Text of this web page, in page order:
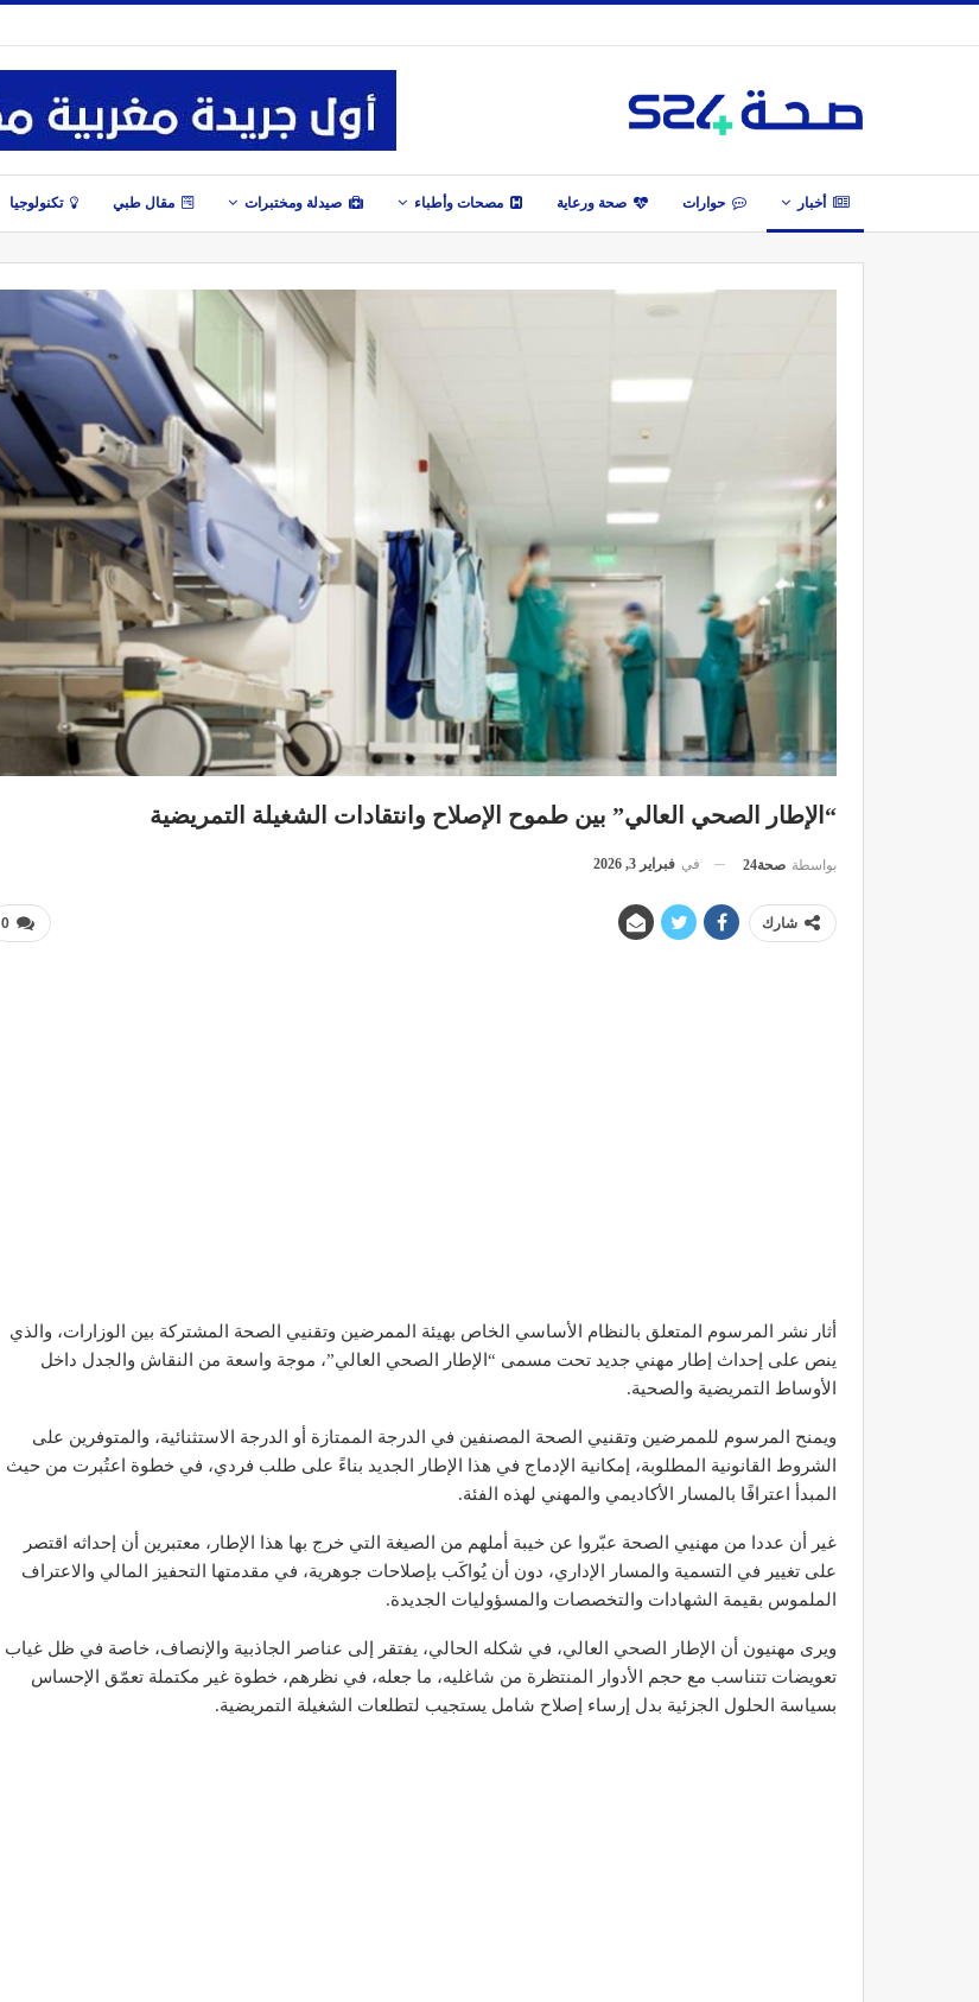
أخبار حوارات صحة ورعاية مصحات وأطباء صيدلة ومختبرات مقال طبي تكنولوجيا
“الإطار الصحي العالي” بين طموح الإصلاح وانتقادات الشغيلة التمريضية
بواسطة صحة24 في فبراير 3, 2026
0 شارك
أثار نشر المرسوم المتعلق بالنظام الأساسي الخاص بهيئة الممرضين وتقنيي الصحة المشتركة بين الوزارات، والذي
ينص على إحداث إطار مهني جديد تحت مسمى “الإطار الصحي العالي”، موجة واسعة من النقاش والجدل داخل
الأوساط التمريضية والصحية.
ويمنح المرسوم للممرضين وتقنيي الصحة المصنفين في الدرجة الممتازة أو الدرجة الاستثنائية، والمتوفرين على
الشروط القانونية المطلوبة، إمكانية الإدماج في هذا الإطار الجديد بناءً على طلب فردي، في خطوة اعتُبرت من حيث
المبدأ اعترافًا بالمسار الأكاديمي والمهني لهذه الفئة.
غير أن عددا من مهنيي الصحة عبّروا عن خيبة أملهم من الصيغة التي خرج بها هذا الإطار، معتبرين أن إحداثه اقتصر
على تغيير في التسمية والمسار الإداري، دون أن يُواكَب بإصلاحات جوهرية، في مقدمتها التحفيز المالي والاعتراف
الملموس بقيمة الشهادات والتخصصات والمسؤوليات الجديدة.
ويرى مهنيون أن الإطار الصحي العالي، في شكله الحالي، يفتقر إلى عناصر الجاذبية والإنصاف، خاصة في ظل غياب
تعويضات تتناسب مع حجم الأدوار المنتظرة من شاغليه، ما جعله، في نظرهم، خطوة غير مكتملة تعمّق الإحساس
بسياسة الحلول الجزئية بدل إرساء إصلاح شامل يستجيب لتطلعات الشغيلة التمريضية.